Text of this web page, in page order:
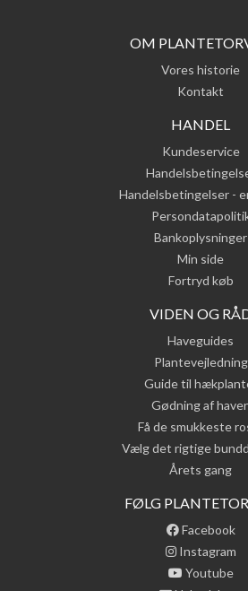
OM
Vores historie
Kontakt
HANDEL
Kundeservice
Handelsbetingelser -
Bankoplysninger
Min side
Fortryd køb
VIDEN OG
Haveguides
Plantevejledning
Guide til
Gødning af
Få de smukkeste
Vælg det rigtige
Årets gang
FØLG
Facebook
Instagram
Youtube